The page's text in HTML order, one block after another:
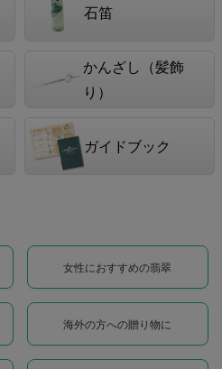
石笛
かんざし（髪飾
り）
ガイドブック
女性におすすめの翡翠
海外の方への贈り物に